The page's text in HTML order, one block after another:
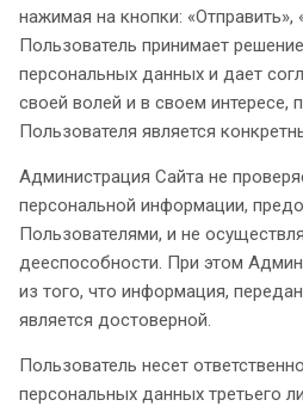
нажимая на кнопки:
Пользователь принимает
персональных данных и дает
своей волей и в своем интересе,
Пользователя является
Администрация Сайта не
персональной информации,
Пользователями, и не
дееспособности. При этом
из того, что информация,
является достоверной.
Пользователь несет
персональных данных третьего